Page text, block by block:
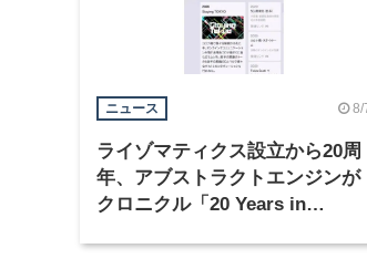
ニュース 8/
ライゾマティクス設立から20周
年、アブストラクトエンジンが
クロニクル「20 Years in